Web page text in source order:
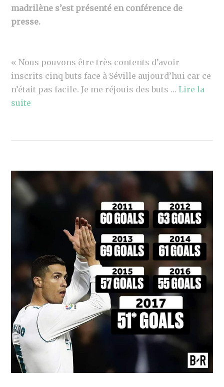
madrilène s’est présenté en conférence de
presse.
« Nous pouvons être très contents d’avoir
inscrits cinq buts face à Séville aujourd’hui car ce
n’était pas facile. Je me réjouis des buts …Lire la
suite